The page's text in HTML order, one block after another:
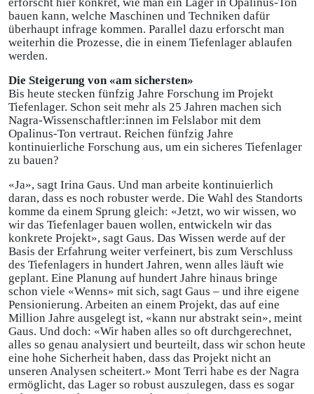
bauen kann, welche Maschinen und Techniken dafür
überhaupt infrage kommen. Parallel dazu erforscht man
weiterhin die Prozesse, die in einem Tiefenlager ablaufen
werden.
Die Steigerung von «am sichersten»
Bis heute stecken fünfzig Jahre Forschung im Projekt
Tiefenlager. Schon seit mehr als 25 Jahren machen sich
Nagra-Wissenschaftler:innen im Felslabor mit dem
Opalinus-Ton vertraut. Reichen fünfzig Jahre
kontinuierliche Forschung aus, um ein sicheres Tiefenlager
zu bauen?
«Ja», sagt Irina Gaus. Und man arbeite kontinuierlich
daran, dass es noch robuster werde. Die Wahl des Standorts
komme da einem Sprung gleich: «Jetzt, wo wir wissen, wo
wir das Tiefenlager bauen wollen, entwickeln wir das
konkrete Projekt», sagt Gaus. Das Wissen werde auf der
Basis der Erfahrung weiter verfeinert, bis zum Verschluss
des Tiefenlagers in hundert Jahren, wenn alles läuft wie
geplant. Eine Planung auf hundert Jahre hinaus bringe
schon viele «Wenns» mit sich, sagt Gaus – und ihre eigene
Pensionierung. Arbeiten an einem Projekt, das auf eine
Million Jahre ausgelegt ist, «kann nur abstrakt sein», meint
Gaus. Und doch: «Wir haben alles so oft durchgerechnet,
alles so genau analysiert und beurteilt, dass wir schon heute
eine hohe Sicherheit haben, dass das Projekt nicht an
unseren Analysen scheitert.» Mont Terri habe es der Nagra
ermöglicht, das Lager so robust auszulegen, dass es sogar